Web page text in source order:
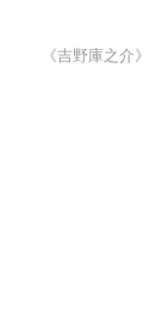
《吉野庫之介》